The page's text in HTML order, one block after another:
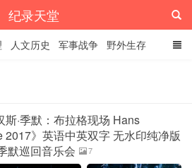
纪录天堂
人文历史 军事战争 野外生存
·季默：布拉格现场 Hans
》英语中英双字 无水印纯净版
默巡回音乐会
7